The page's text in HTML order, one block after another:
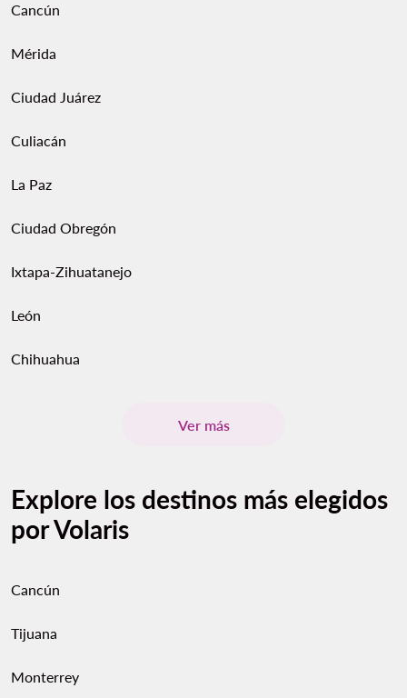
Cancún
Mérida
Ciudad Juárez
Culiacán
La Paz
Ciudad Obregón
Ixtapa-Zihuatanejo
León
Chihuahua
Ver más
Explore los destinos más elegidos
por Volaris
Cancún
Tijuana
Monterrey